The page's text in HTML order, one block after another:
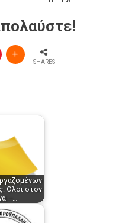
SHARES
Όλοι στον
–…